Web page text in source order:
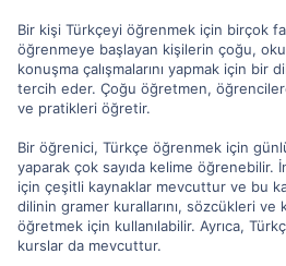
Bir kişi Türkçeyi öğrenmek için birçok
öğrenmeye başlayan kişilerin çoğu,
konuşma çalışmalarını yapmak için bir
tercih eder. Çoğu öğretmen,
ve pratikleri öğretir.
Bir öğrenici, Türkçe öğrenmek için
yaparak çok sayıda kelime öğrenebilir.
için çeşitli kaynaklar mevcuttur ve bu
dilinin gramer kurallarını, sözcükleri ve
öğretmek için kullanılabilir. Ayrıca,
kurslar da mevcuttur.